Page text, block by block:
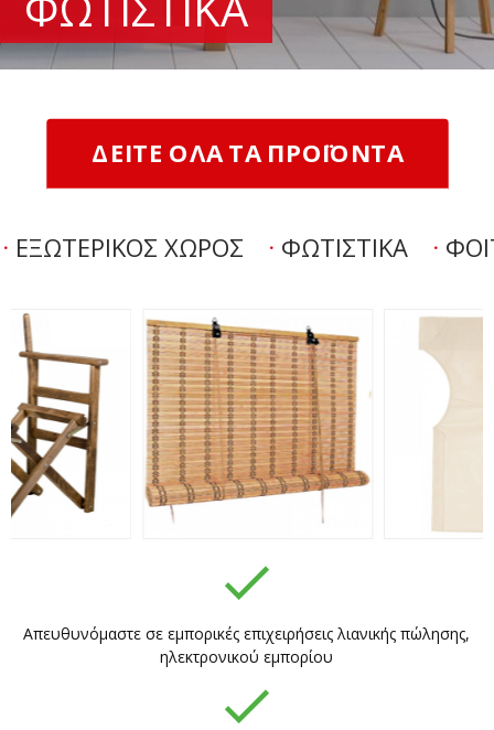
ΔΕΙΤΕ ΟΛΑ ΤΑ ΠΡΟΪΟΝΤΑ
ΕΞΩΤΕΡΙΚΟΣ ΧΩΡΟΣ ΦΩΤΙΣΤΙΚΑ
Απευθυνόμαστε σε εμπορικές επιχειρήσεις λιανικής πώλησης,
ηλεκτρονικού εμπορίου